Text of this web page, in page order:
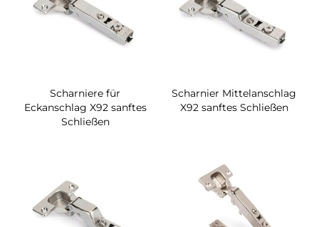
Scharniere für
Eckanschlag X92 sanftes
Schließen
Scharnier Mittelanschlag
X92 sanftes Schließen